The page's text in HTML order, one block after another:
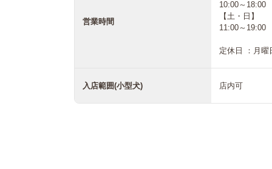
営業時間
10:00～18:00
【土・日】
11:00～19:00
定休日 ：月曜
入店範囲(小型犬) 店内可